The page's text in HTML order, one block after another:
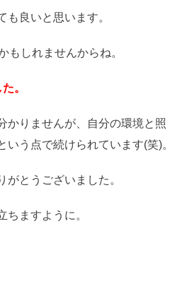
も良いと思います。
もしれませんからね。
。
かりませんが、自分の環境と照
いう点で続けられています(笑)。
がとうございました。
ちますように。